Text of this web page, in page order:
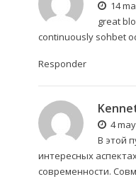
14
great
continuously sohbet
Responder
4
В этой
интересных
современности.